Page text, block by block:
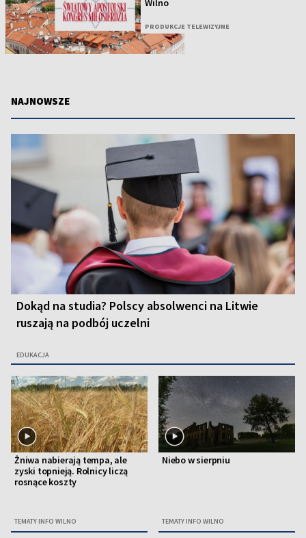
Wilno
PRODUKCJE TELEWIZYJNE
NAJNOWSZE
Dokąd na studia? Polscy absolwenci na Litwie
ruszają na podbój uczelni
EDUKACJA
Żniwa nabierają tempa, ale
zyski topnieją. Rolnicy liczą
rosnące koszty
TEMATY INFO WILNO
Niebo w sierpniu
TEMATY INFO WILNO